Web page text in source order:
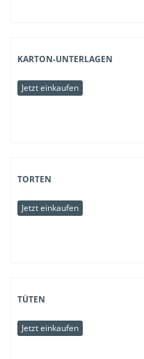
KARTON-UNTERLAGEN
Jetzt einkaufen
TORTEN
Jetzt einkaufen
TÜTEN
Jetzt einkaufen